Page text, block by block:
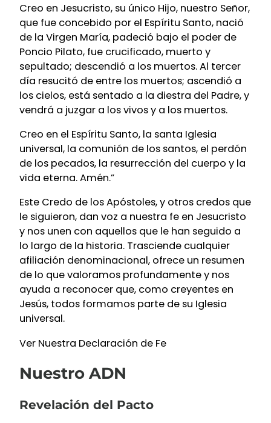
Creo en Jesucristo, su único Hijo, nuestro Señor,
que fue concebido por el Espíritu Santo, nació
de la Virgen María, padeció bajo el poder de
Poncio Pilato, fue crucificado, muerto y
sepultado; descendió a los muertos. Al tercer
día resucitó de entre los muertos; ascendió a
los cielos, está sentado a la diestra del Padre, y
vendrá a juzgar a los vivos y a los muertos.
Creo en el Espíritu Santo, la santa Iglesia
universal, la comunión de los santos, el perdón
de los pecados, la resurrección del cuerpo y la
vida eterna. Amén.”
Este Credo de los Apóstoles, y otros credos que
le siguieron, dan voz a nuestra fe en Jesucristo
y nos unen con aquellos que le han seguido a
lo largo de la historia. Trasciende cualquier
afiliación denominacional, ofrece un resumen
de lo que valoramos profundamente y nos
ayuda a reconocer que, como creyentes en
Jesús, todos formamos parte de su Iglesia
universal.
Ver Nuestra Declaración de Fe
Nuestro ADN
Revelación del Pacto